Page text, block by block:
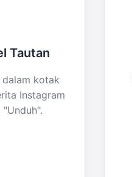
Tautan
dalam kotak
Instagram